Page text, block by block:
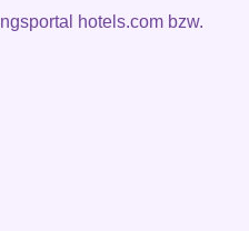
hotels.com bzw.